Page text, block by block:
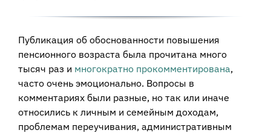
Публикация об обоснованности повышения
пенсионного возраста была прочитана много
тысяч раз и многократно прокомментирована,
часто очень эмоционально. Вопросы в
комментариях были разные, но так или иначе
относились к личным и семейным доходам,
проблемам переучивания, административным